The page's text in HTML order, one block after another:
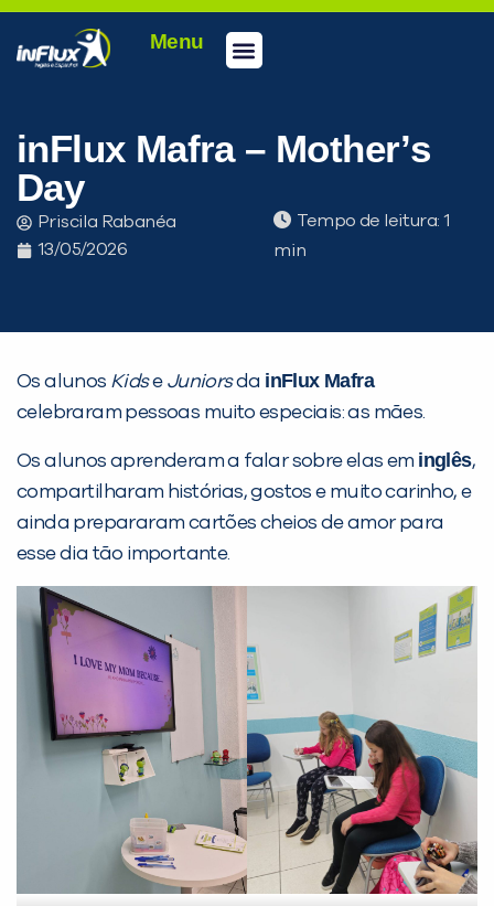
Menu
inFlux Mafra – Mother’s
Day
Priscila Rabanéa
13/05/2026
Tempo de leitura:
Os alunos Kidse Juniorsda inFlux Mafra
celebraram pessoas muito especiais: as mães.
Os alunos aprenderam a falar sobre elas em inglês,
compartilharam histórias, gostos e muito carinho, e
ainda prepararam cartões cheios de amor para
esse dia tão importante.
PEÇA UMA DEMONSTRAÇÃO DE MÉTODO
Desculpe!
Não encontramos nenhuma unidade
inFlux nesta cidade ou bairro que
você digitou.